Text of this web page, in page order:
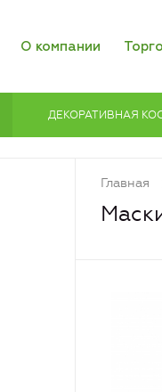
О компании
ДЕКОРАТИВНАЯ
Главная